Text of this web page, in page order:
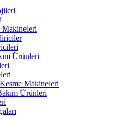
Makineleri
Ürünleri
Makineleri
Ürünleri